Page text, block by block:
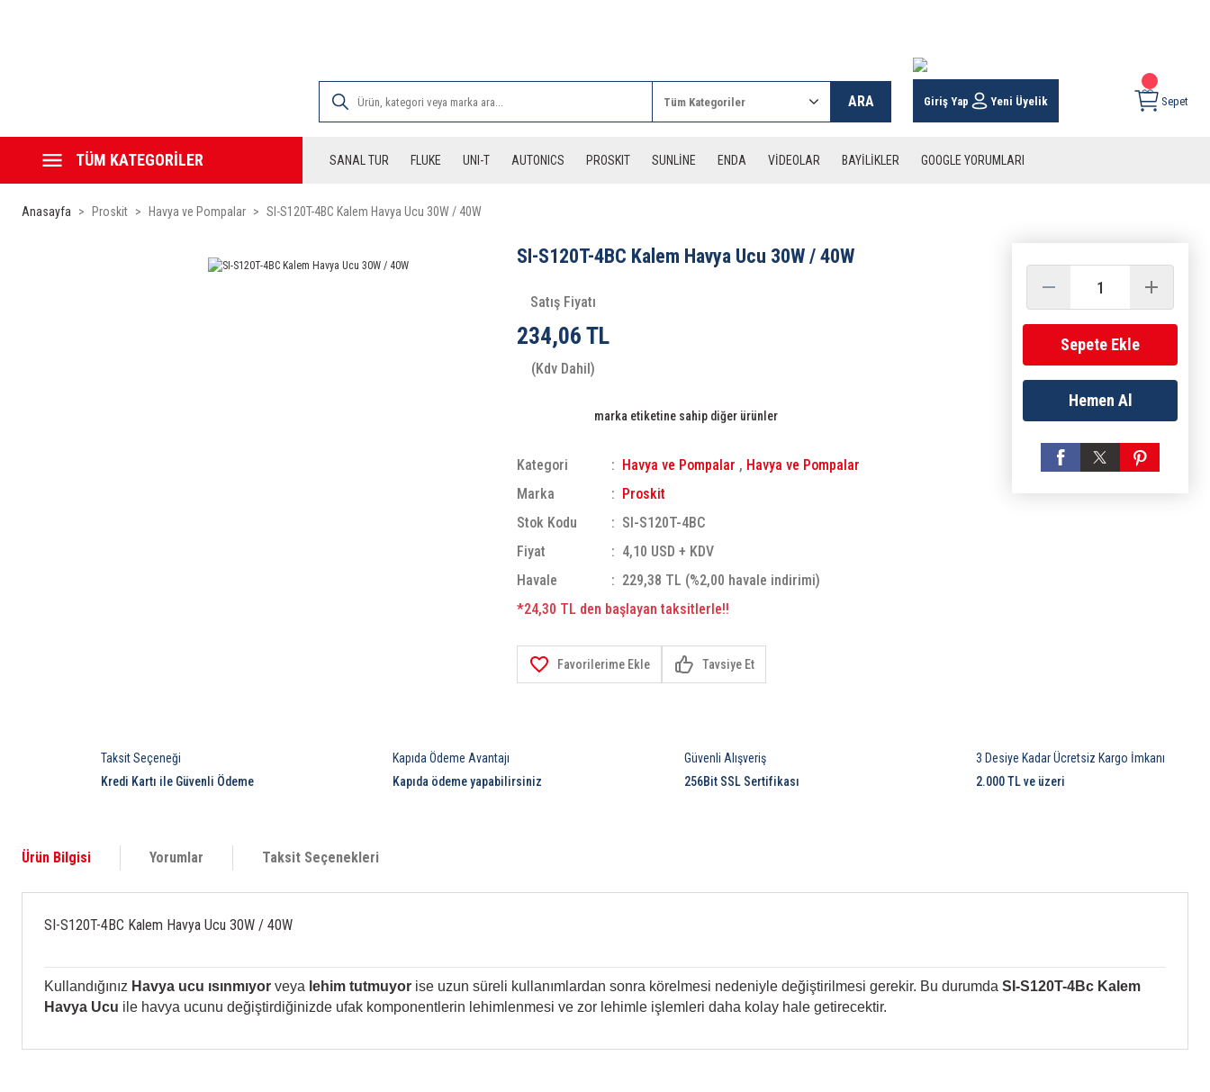
ARA Giriş Yap Yeni Üyelik Sepet
TÜM KATEGORİLER SANAL TUR FLUKE UNI-T AUTONICS PROSKIT SUNLİNE ENDA VİDEOLAR BAYİLİKLER GOOGLE YORUMLARI
Anasayfa Proskit Havya ve Pompalar SI-S120T-4BC Kalem Havya Ucu 30W / 40W
SI-S120T-4BC Kalem Havya Ucu 30W / 40W
Satış Fiyatı
234,06 TL
(Kdv Dahil)
marka etiketine sahip diğer ürünler
Kategori Havya ve Pompalar , Havya ve Pompalar
Marka
Proskit
Stok Kodu
SI-S120T-4BC
Fiyat
4,10 USD + KDV
Havale
229,38 TL (%2,00 havale indirimi)
*24,30 TL den başlayan taksitlerle!!
Tavsiye Et
Sepete Ekle
Hemen Al
3 Desiye Kadar Ücretsiz Kargo İmkanı
2.000 TL ve üzeri
Kapıda Ödeme Avantajı
Kapıda ödeme yapabilirsiniz
Güvenli Alışveriş
256Bit SSL Sertifikası
Taksit Seçeneği
Kredi Kartı ile Güvenli Ödeme
Ürün Bilgisi Yorumlar Taksit Seçenekleri
SI-S120T-4BC Kalem Havya Ucu 30W / 40W
Kullandığınız Havya ucu ısınmıyor veya lehim tutmuyor ise uzun süreli kullanımlardan sonra körelmesi nedeniyle değiştirilmesi gerekir. Bu durumda SI-S120T-4Bc Kalem
Havya Ucu ile havya ucunu değiştirdiğinizde ufak komponentlerin lehimlenmesi ve zor lehimle işlemleri daha kolay hale getirecektir.